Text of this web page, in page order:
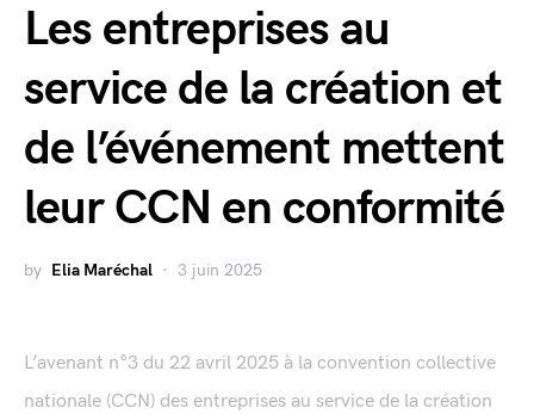
Les entreprises au
service de la création et
de l’événement mettent
leur CCN en conformité
by Elia Maréchal 3 juin 2025
L’avenant n°3 du 22 avril 2025 à la convention collective
nationale (CCN) des entreprises au service de la création